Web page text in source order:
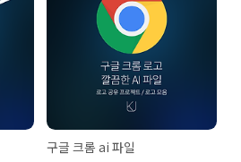
구글 크롬 ai 파일